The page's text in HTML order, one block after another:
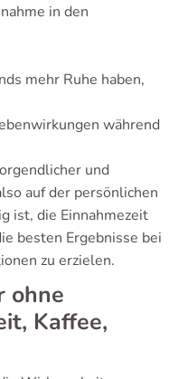
in den
mehr Ruhe haben,
während
und
auf der persönlichen
ist, die Einnahmezeit
besten Ergebnisse bei
zu erzielen.
ohne
Kaffee,